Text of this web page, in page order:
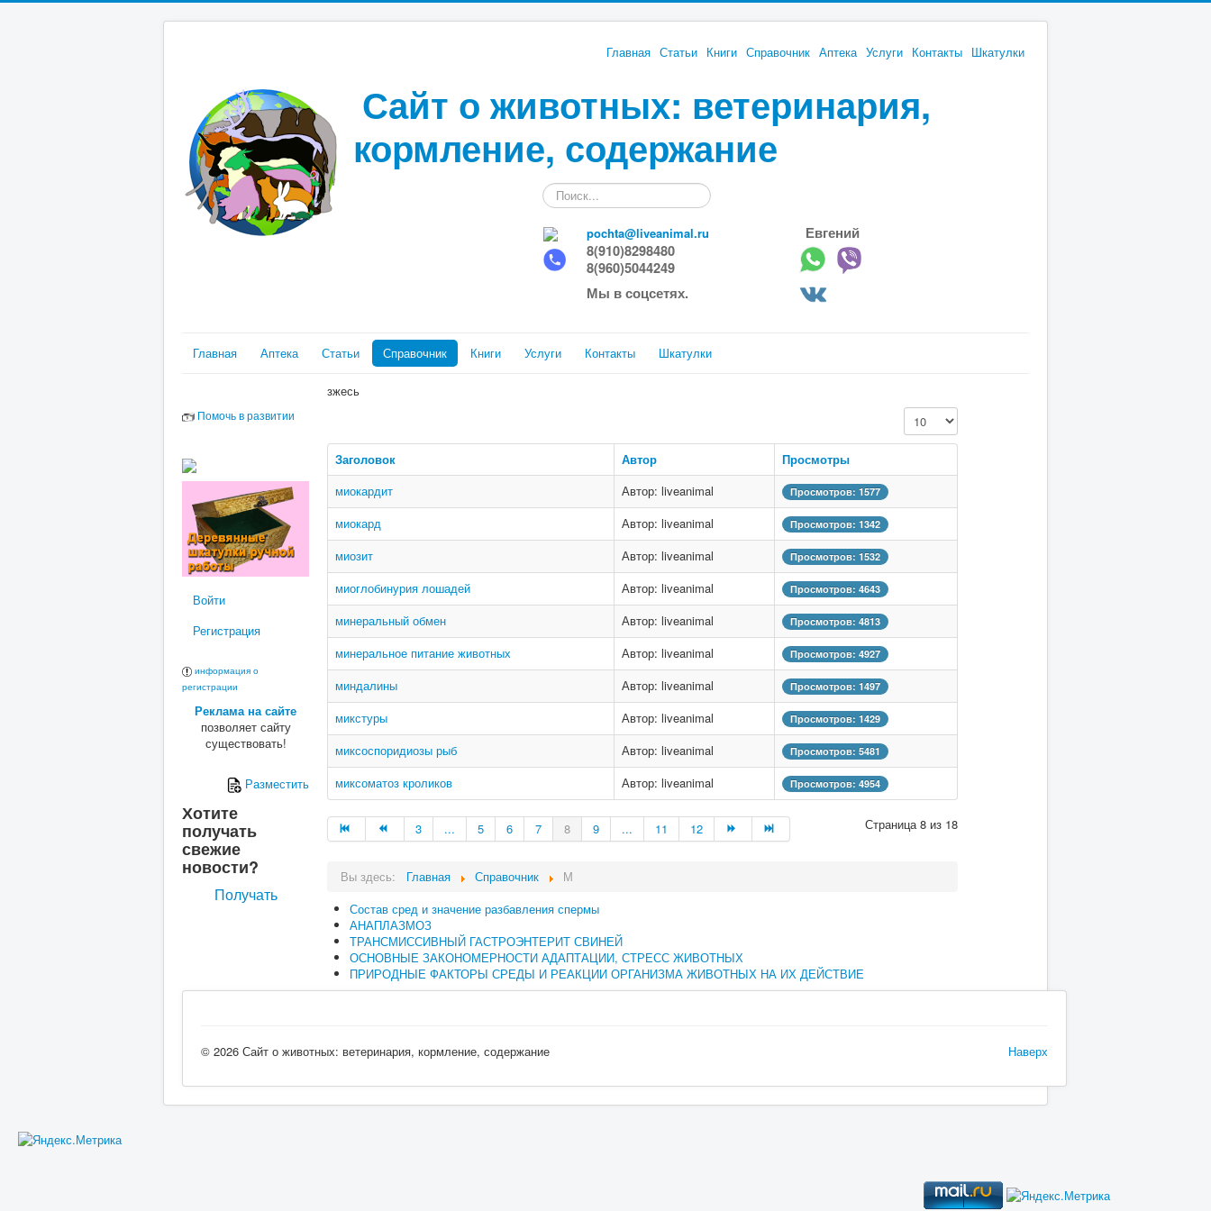
Главная Статьи Книги Справочник Аптека Услуги Контакты Шкатулки
Сайт о животных: ветеринария,
кормление, содержание
Искать...
pochta@liveanimal.ru
Евгений
8(910)8298480
8(960)5044249
Мы в соцсетях.
Главная Аптека Статьи Справочник Книги Услуги Контакты Шкатулки
Помочь в развитии
Войти
Регистрация
информация о
регистрации
Реклама на сайте
позволяет сайту
существовать!
Разместить
Хотите
получать
свежие
новости?
Получать
зжесь
Кол-во строк:
Заголовок Автор
Просмотры
миокардит
Автор: liveanimal Просмотров: 1577
миокард Автор: liveanimal Просмотров: 1342
миозит Автор: liveanimal Просмотров: 1532
миоглобинурия лошадей Автор: liveanimal Просмотров: 4643
минеральный обмен Автор: liveanimal Просмотров: 4813
минеральное питание животных Автор: liveanimal Просмотров: 4927
миндалины Автор: liveanimal Просмотров: 1497
микстуры Автор: liveanimal Просмотров: 1429
миксоспоридиозы рыб Автор: liveanimal Просмотров: 5481
миксоматоз кроликов Автор: liveanimal Просмотров: 4954
Страница 8 из 18
3 ... 5 6 7 8 9 ... 11 12
Вы здесь: Главная Справочник
М
Состав сред и значение разбавления спермы
АНАПЛАЗМОЗ
ТРАНСМИССИВНЫЙ ГАСТРОЭНТЕРИТ СВИНЕЙ
ОСНОВНЫЕ ЗАКОНОМЕРНОСТИ АДАПТАЦИИ, СТРЕСС ЖИВОТНЫХ
ПРИРОДНЫЕ ФАКТОРЫ СРЕДЫ И РЕАКЦИИ ОРГАНИЗМА ЖИВОТНЫХ НА ИХ ДЕЙСТВИЕ
Наверх
© 2026 Сайт о животных: ветеринария, кормление, содержание